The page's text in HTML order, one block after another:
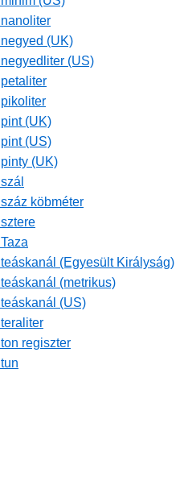
(UK)
(US)
(UK)
(US)
(UK)
köbméter
(Egyesült Királyság)
(metrikus)
(US)
regiszter